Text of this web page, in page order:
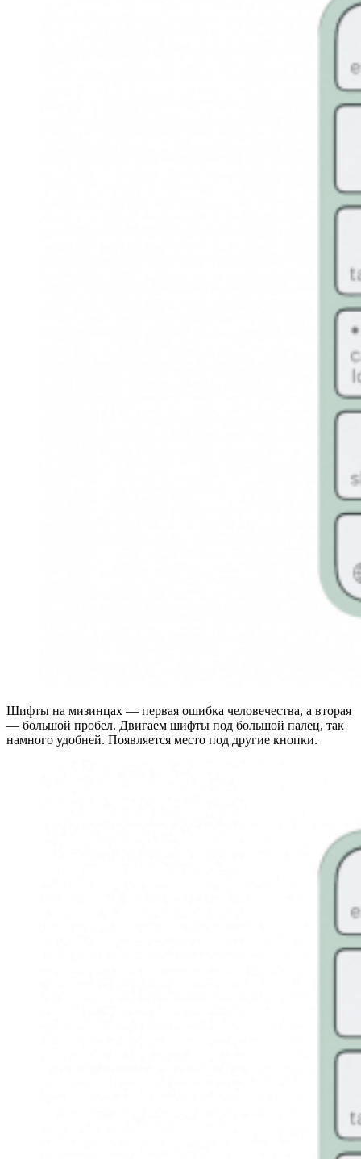
Шифты на мизинцах — первая ошибка человечества, а вторая
— большой пробел. Двигаем шифты под большой палец, так
намного удобней. Появляется место под другие кнопки.